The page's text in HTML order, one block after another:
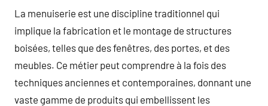
La menuiserie est une discipline traditionnel qui
implique la fabrication et le montage de structures
boisées, telles que des fenêtres, des portes, et des
meubles. Ce métier peut comprendre à la fois des
techniques anciennes et contemporaines, donnant une
vaste gamme de produits qui embellissent les